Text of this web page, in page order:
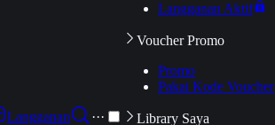
Langganan
···
Langganan Aktif
Voucher Promo
Promo
Pakai Kode Voucher
Library Saya